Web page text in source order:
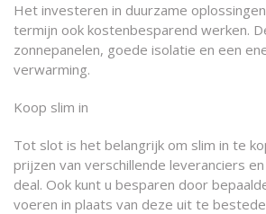
Het investeren in duurzame
termijn ook kostenbesparend werken.
zonnepanelen, goede isolatie en een
verwarming.
Koop slim in
Tot slot is het belangrijk om slim in te
prijzen van verschillende leveranciers
deal. Ook kunt u besparen door
voeren in plaats van deze uit te